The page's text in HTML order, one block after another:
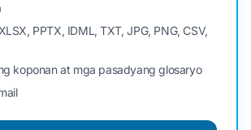
PPTX, IDML, TXT, JPG, PNG, CSV,
koponan at mga pasadyang glosaryo